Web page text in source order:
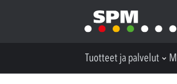
Tuotteet ja palvelut